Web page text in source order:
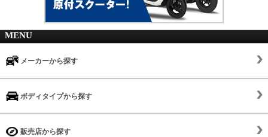
MENU
メーカーから探す
ボディタイプから探す
販売店から探す